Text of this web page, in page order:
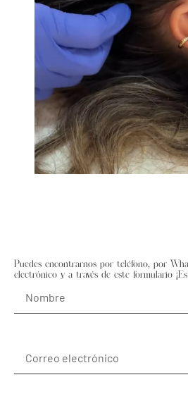
Puedes encontrarnos por teléfono, por
electrónico y a través de este formulario